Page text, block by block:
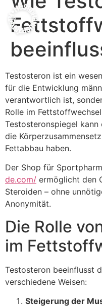
Testosteron ist ein
für die Entwicklung
verantwortlich ist,
Rolle im
Testosteronspiegel
die
Fettabbau haben.
Der Shop für
de.com/ ermöglicht den
Steroiden – ohne
Anonymität.
Die Rolle
im
Testosteron beeinflusst
verschiedene Weisen:
Steigerung der